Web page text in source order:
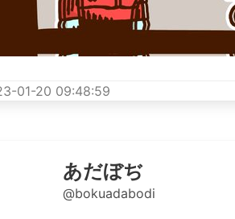
01-20 09:48:59
あだぼぢ
@bokuadabodi